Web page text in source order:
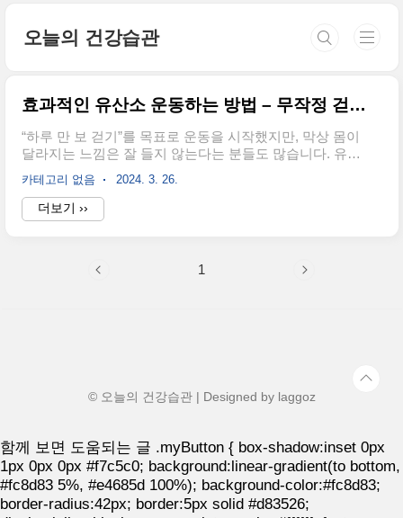
오늘의 건강습관
효과적인 유산소 운동하는 방법 – 무작정 걷는 것보다 이렇게만 하면 효과 UP!
“하루 만 보 걷기”를 목표로 운동을 시작했지만, 막상 몸이
달라지는 느낌은 잘 들지 않는다는 분들도 많습니다. 유산
소 운동은 단순히 시간만 채운다고 해서 효과가 극대화되
는 것이 아닙니다.오늘은 걷기, 러닝, 자전거 타기 같은 유
산소 운동의 효율을 높이는 방법을 정리해봅니다.운동 시
간을 줄이면서도 지방 연소, 체력 향상, 컨디션 개선까지
하고, 지방을 에너지원으로 사용하는 운동입니다. 하지만
카테고리 없음 2024. 3. 26.
더보기 ››
1
© 오늘의 건강습관 | Designed by laggoz
함께 보면 도움되는 글 .myButton { box-shadow:inset 0px
1px 0px 0px #f7c5c0; background:linear-gradient(to bottom,
#fc8d83 5%, #e4685d 100%); background-color:#fc8d83;
border-radius:42px; border:5px solid #d83526;